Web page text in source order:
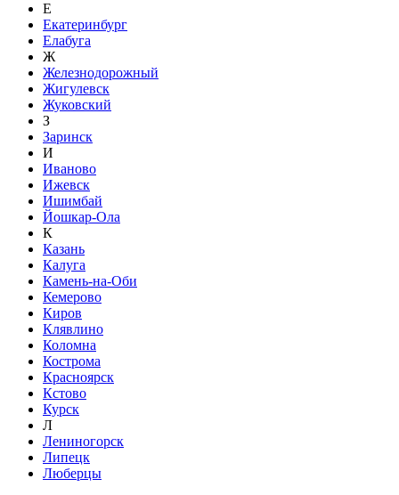
Е
Екатеринбург
Елабуга
Ж
Железнодорожный
Жигулевск
Жуковский
З
Заринск
И
Иваново
Ижевск
Ишимбай
Йошкар-Ола
К
Казань
Калуга
Камень-на-Оби
Кемерово
Киров
Клявлино
Коломна
Кострома
Красноярск
Кстово
Курск
Л
Лениногорск
Липецк
Люберцы